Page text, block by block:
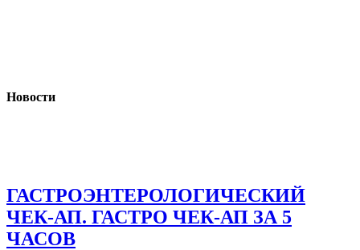
Новости
ГАСТРОЭНТЕРОЛОГИЧЕСКИЙ
ЧЕК-АП. ГАСТРО ЧЕК-АП ЗА 5
ЧАСОВ